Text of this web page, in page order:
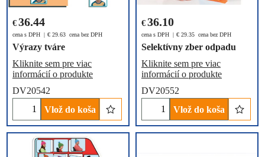
€ 36.44
cena s DPH € 29.63 cena bez DPH
Výrazy tváre
Kliknite sem pre viac
informácií o produkte
DV20542
Vlož do koša
€ 36.10
cena s DPH € 29.35 cena bez DPH
Selektívny zber odpadu
Kliknite sem pre viac
informácií o produkte
DV20552
Vlož do koša